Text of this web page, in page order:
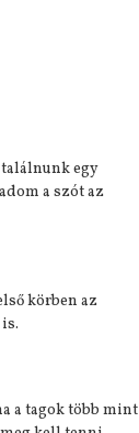
egy
a szót az
körben az
a tagok több mint